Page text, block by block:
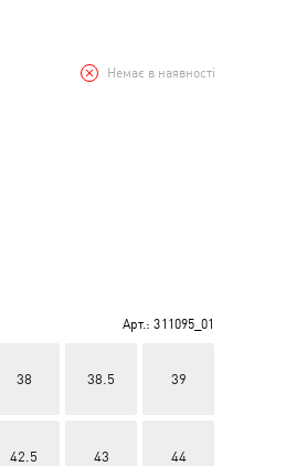
Немає в наявності
Арт.: 311095_01
38 38.5 39
42.5 43 44